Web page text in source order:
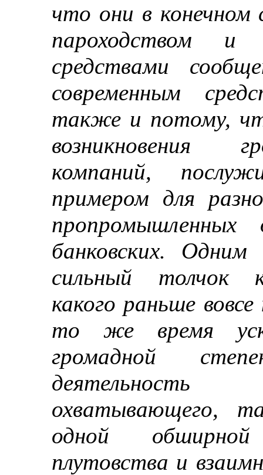
что они в конечном
пароходством и
средствами
современным
также и потому,
возникновения
компаний,
примером для
пропромышленных
банковских.
сильный толчок
какого раньше
то же время
громадной
деятельность
охватывающего,
одной
плутовства и